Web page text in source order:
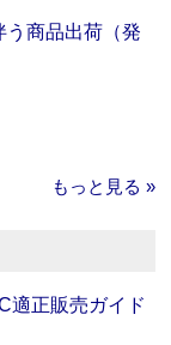
う商品出荷（発
もっと見る »
適正販売ガイド